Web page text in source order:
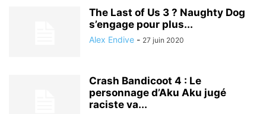
The Last of Us 3 ? Naughty Dog
s’engage pour plus...
Alex Endive - 27 juin 2020
Crash Bandicoot 4 : Le
personnage d’Aku Aku jugé
raciste va...